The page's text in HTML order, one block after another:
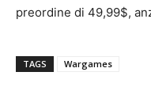
preordine di 49,99$,
TAGS Wargames